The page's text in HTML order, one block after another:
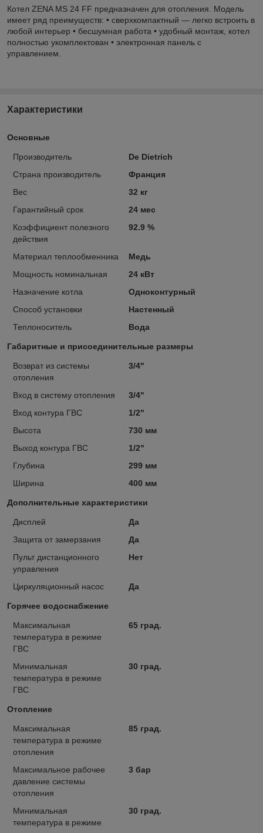
Котел ZENA MS 24 FF предназначен для отопления. Модель
имеет ряд преимуществ: • сверхкомпактный — легко встроить в
любой интерьер • бесшумная работа • удобный монтаж, котел
полностью укомплектован • электронная панель с
управлением.
Характеристики
Основные
Производитель
De Dietrich
Страна производитель
Франция
Вес
32 кг
Гарантийный срок
24 мес
Коэффициент полезного
действия
92.9 %
Материал теплообменника
Медь
Мощность номинальная
24 кВт
Назначение котла
Одноконтурный
Способ установки
Настенный
Теплоноситель
Вода
Габаритные и присоединительные размеры
Возврат из системы
отопления
3/4"
Вход в систему отопления
3/4"
Вход контура ГВС
1/2"
Высота
730 мм
Выход контура ГВС
1/2"
Глубина
299 мм
Ширина
400 мм
Дополнительные характеристики
Дисплей
Да
Защита от замерзания
Да
Пульт дистанционного
управления
Нет
Циркуляционный насос Да
Горячее водоснабжение
Максимальная
температура в режиме
ГВС
65 град.
Минимальная
температура в режиме
ГВС
30 град.
Отопление
Максимальная
температура в режиме
отопления
85 град.
Максимальное рабочее
давление системы
отопления
3 бар
Минимальная
температура в режиме
30 град.